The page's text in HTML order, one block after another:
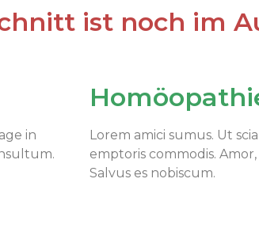
ist noch im
in
Lorem amici sumus. Ut
emptoris commodis.
Salvus es nobiscum.